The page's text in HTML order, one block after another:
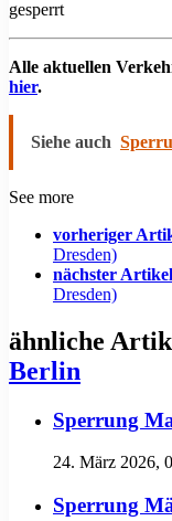
gesperrt
Alle aktuellen
hier.
Siehe auch
See more
vorheriger
Dresden)
nächster Artikel
Dresden)
ähnliche
Berlin
Sperrung
24. März 2026,
Sperrung